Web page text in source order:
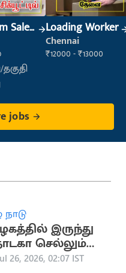
Sales Loading Worker
Chennai
₹12000 - ₹13000
jobs
நாடு
இருந்து
செல்லும்
நிறுத்தம்
26, 2026, 02:07 IST